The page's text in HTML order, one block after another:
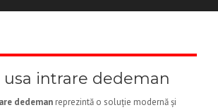
usa intrare dedeman
dedeman reprezintă o soluție modernă și